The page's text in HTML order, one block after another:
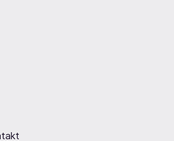
najmocniejszych zawodników wagi
ze swojego ofensywnego
charyzmy
presję i doprowadzić do
pojedynku. Dzięki temu ma